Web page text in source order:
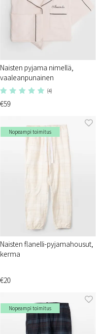
Naisten pyjama nimellä,
vaaleanpunainen
(4)
€59
Nopeampi toimitus
Naisten flanelli-pyjamahousut,
kerma
€20
Nopeampi toimitus